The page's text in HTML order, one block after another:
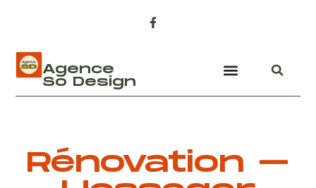
Agence
So Design
Rénovation –